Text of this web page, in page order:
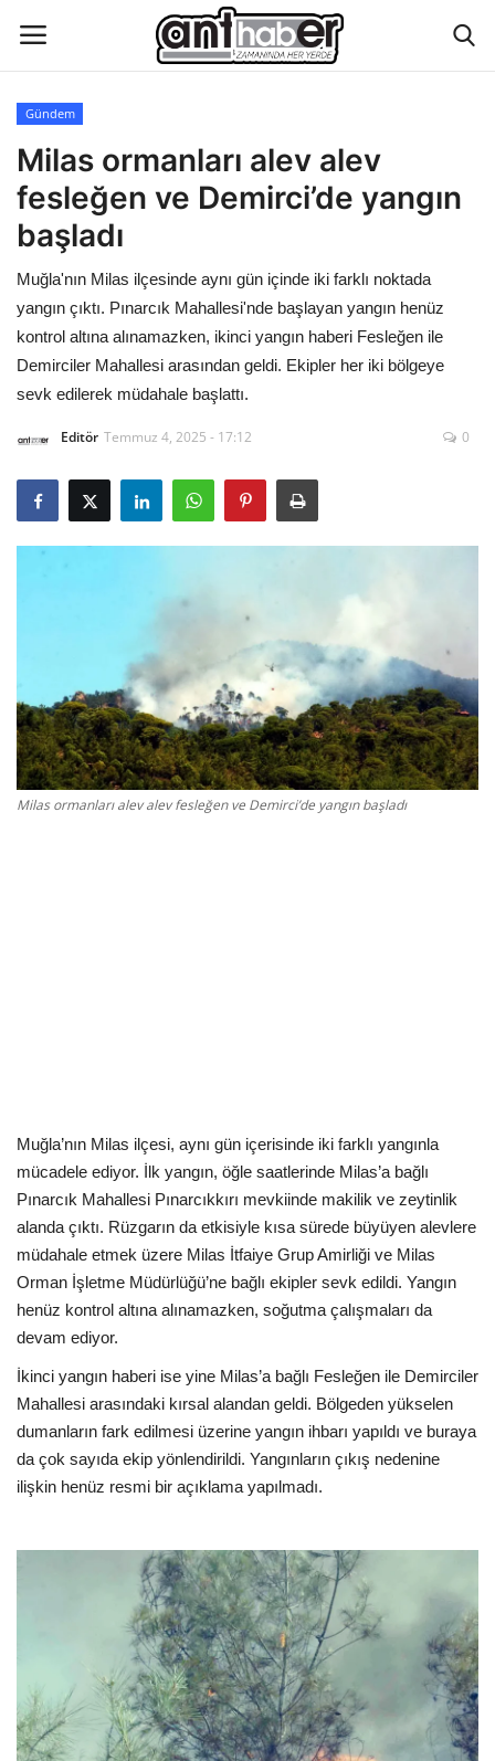
Künye
Eğitim
Hakkımızda
İletişim
Asayiş
Çevre
Gizlilik Politikası
Bodrum Trafik Yoğunluk Haritası
Turizm
Siyaset
Gündem
Dünya
Gündem
Milas ormanları alev alev
fesleğen ve Demirci’de yangın
başladı
Muğla'nın Milas ilçesinde aynı gün içinde iki farklı noktada
yangın çıktı. Pınarcık Mahallesi'nde başlayan yangın henüz
kontrol altına alınamazken, ikinci yangın haberi Fesleğen ile
Demirciler Mahallesi arasından geldi. Ekipler her iki bölgeye
sevk edilerek müdahale başlattı.
Editör Temmuz 4, 2025 - 17:12 0
Milas ormanları alev alev fesleğen ve Demirci’de yangın başladı
Muğla’nın Milas ilçesi, aynı gün içerisinde iki farklı yangınla
mücadele ediyor. İlk yangın, öğle saatlerinde Milas’a bağlı
Pınarcık Mahallesi Pınarcıkkırı mevkiinde makilik ve zeytinlik
alanda çıktı. Rüzgarın da etkisiyle kısa sürede büyüyen alevlere
müdahale etmek üzere Milas İtfaiye Grup Amirliği ve Milas
Orman İşletme Müdürlüğü’ne bağlı ekipler sevk edildi. Yangın
henüz kontrol altına alınamazken, soğutma çalışmaları da
devam ediyor.
İkinci yangın haberi ise yine Milas’a bağlı Fesleğen ile Demirciler
Mahallesi arasındaki kırsal alandan geldi. Bölgeden yükselen
dumanların fark edilmesi üzerine yangın ihbarı yapıldı ve buraya
da çok sayıda ekip yönlendirildi. Yangınların çıkış nedenine
ilişkin henüz resmi bir açıklama yapılmadı.